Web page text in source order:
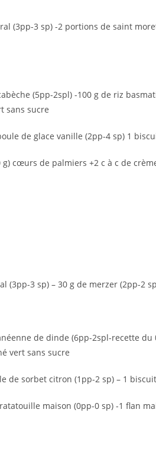
(3pp-3 sp) -2 portions de saint
(5pp-2spl) -100 g de riz
sans sucre
de glace vanille (2pp-4 sp) 1
cœurs de palmiers +2 c à c de
(3pp-3 sp) – 30 g de merzer (2pp-2
de dinde (6pp-2spl-recette du
vert sans sucre
de sorbet citron (1pp-2 sp) – 1
maison (0pp-0 sp) -1 flan